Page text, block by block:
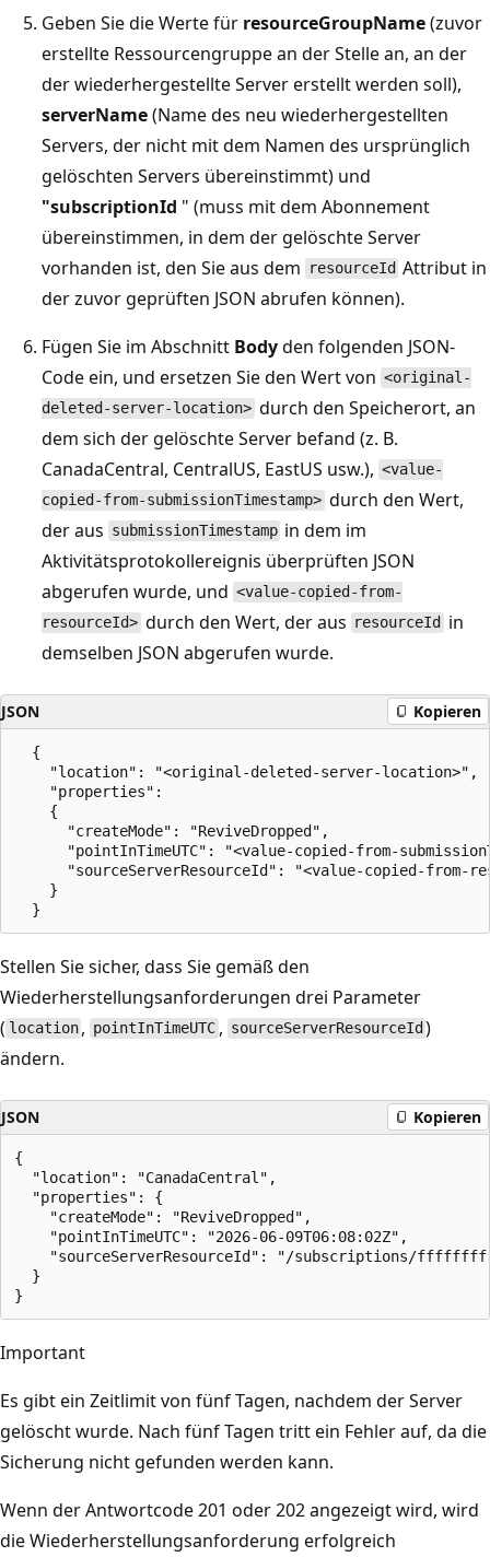
Geben Sie die Werte für resourceGroupName(zuvor
erstellte Ressourcengruppe an der Stelle an, an der
der wiederhergestellte Server erstellt werden soll),
serverName(Name des neu wiederhergestellten
Servers, der nicht mit dem Namen des ursprünglich
gelöschten Servers übereinstimmt) und
"subscriptionId " (muss mit dem Abonnement
übereinstimmen, in dem der gelöschte Server
vorhanden ist, den Sie aus dem
resourceId Attribut in
der zuvor geprüften JSON abrufen können).
Fügen Sie im Abschnitt Bodyden folgenden JSON-
Code ein, und ersetzen Sie den Wert von <original-
deleted-server-location> durch den Speicherort, an
dem sich der gelöschte Server befand (z. B.
CanadaCentral, CentralUS, EastUS usw.), <value-
copied-from-submissionTimestamp> durch den Wert,
der aus submissionTimestamp in dem im
Aktivitätsprotokollereignis überprüften JSON
abgerufen wurde, und <value-copied-from-
resourceId> durch den Wert, der aus resourceId
in
demselben JSON abgerufen wurde.
JSON Kopieren
  {
    "location": "<original-deleted-server-location>",
    "properties":
    {
      "createMode": "ReviveDropped",
"pointInTimeUTC": "<value-copied-from-
"sourceServerResourceId": "<value-copied-from-
    }
Stellen Sie sicher, dass Sie gemäß den
Wiederherstellungsanforderungen drei Parameter
( location , pointInTimeUTC , sourceServerResourceId )
ändern.
JSON Kopieren
{
  "location": "CanadaCentral",
  "properties": {
    "createMode": "ReviveDropped",
    "pointInTimeUTC": "2026-06-09T06:08:02Z",
"sourceServerResourceId": "/subscriptions/
  }
Important
Es gibt ein Zeitlimit von fünf Tagen, nachdem der Server
gelöscht wurde. Nach fünf Tagen tritt ein Fehler auf, da die
Sicherung nicht gefunden werden kann.
Wenn der Antwortcode 201 oder 202 angezeigt wird, wird
die Wiederherstellungsanforderung erfolgreich